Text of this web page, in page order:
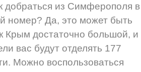
добраться из Симферополя в
номер? Да, это может быть
Крым достаточно большой, и
вас будут отделять 177
Можно воспользоваться